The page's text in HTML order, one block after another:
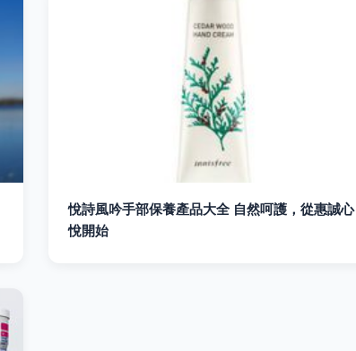
悅詩風吟手部保養產品大全 自然呵護，從惠誠心
悅開始